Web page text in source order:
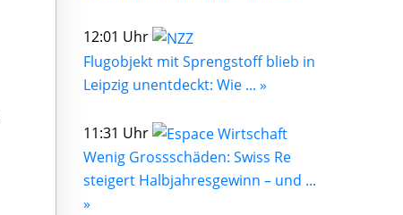
12:01 Uhr
Flugobjekt mit Sprengstoff blieb in
Leipzig unentdeckt: Wie ... »
11:31 Uhr
Wenig Grossschäden: Swiss Re
steigert Halbjahresgewinn – und ...
»